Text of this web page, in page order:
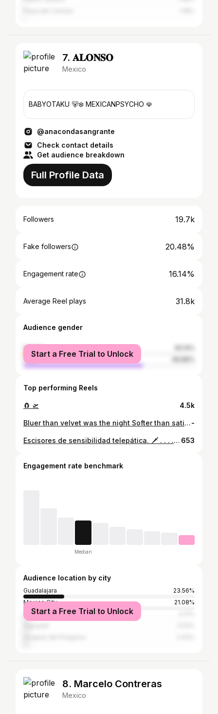
7. 𝐀𝐋𝐎𝐍𝐒𝐎
Mexico
BABYOTAKU 🐻‍❄️ MEXICANPSYCHO ☫
@anacondasangrante
Check contact details
Get audience breakdown
Full Profile Data
Followers 19.7k
Fake followers 20.48%
Engagement rate 16.14%
Average Reel plays 31.8k
Audience gender
female
male
Start a Free Trial to Unlock
Top performing Reels
🧲 🛫 4.5k
Bluer than velvet was the night Softer than satin was the light #bigmachinery #dudesanddolls #asseatersclub-
Escisores de sensibilidad telepática. 🗡 . . . . . #sixtones担と繋がりたい # #trippin #drippin #sweatyselfie #boysweat #asianboy #animeboy #boyolali #boyband #boyxboy #fella #bro #cumboy #instructions #musclegay #view #boy 653
Engagement rate benchmark
Median
Audience location by city
Guadalajara
23.56%
Mexico City
21.08%
Los Angeles
Start a Free Trial to Unlock
8. Marcelo Contreras
Mexico